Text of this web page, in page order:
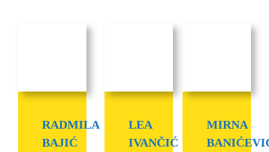
RADMILA
BAJIĆ
LEA
IVANČIĆ
MIRNA